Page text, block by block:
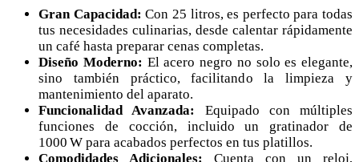
Gran Capacidad: Con 25 litros, es perfecto para todas
tus necesidades culinarias, desde calentar rápidamente
un café hasta preparar cenas completas.
Diseño Moderno: El acero negro no solo es elegante,
sino también práctico, facilitando la limpieza y
mantenimiento del aparato.
Funcionalidad Avanzada: Equipado con múltiples
funciones de cocción, incluido un gratinador de
1000 W para acabados perfectos en tus platillos.
Comodidades Adicionales: Cuenta con un reloj,